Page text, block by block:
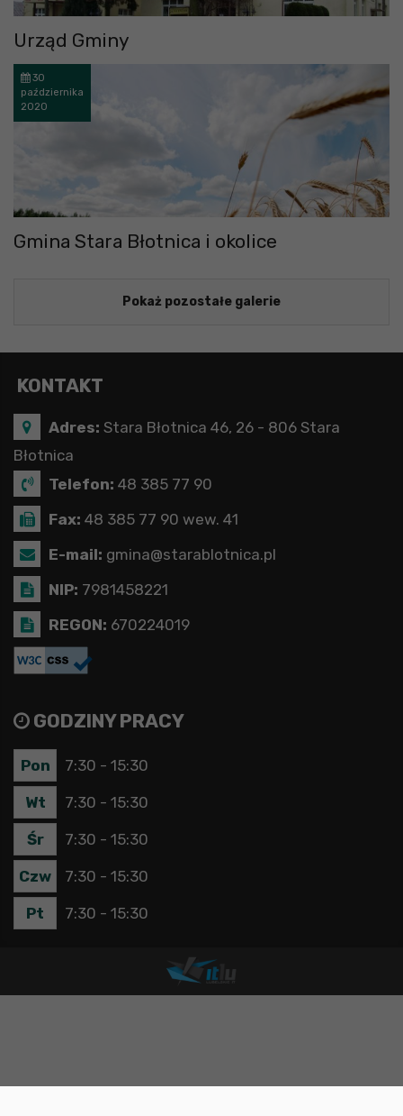
Urząd Gminy
30
października
2020
Gmina Stara Błotnica i okolice
Pokaż pozostałe galerie
KONTAKT
Adres: Stara Błotnica 46, 26 - 806 Stara
Błotnica
Telefon: 48 385 77 90
Fax: 48 385 77 90 wew. 41
E-mail: gmina@starablotnica.pl
NIP: 7981458221
REGON: 670224019
GODZINY PRACY
Pon 7:30 - 15:30
Wt 7:30 - 15:30
Śr 7:30 - 15:30
Czw 7:30 - 15:30
Pt 7:30 - 15:30